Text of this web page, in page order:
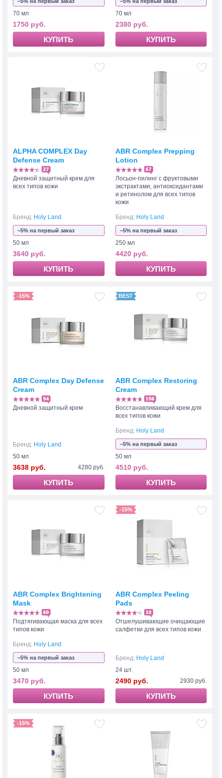
70 мл
1750 руб.
КУПИТЬ
70 мл
2380 руб.
КУПИТЬ
ALPHA COMPLEX Day
Defense Cream
27
Дневной защитный крем для
всех типов кожи
Бренд: Holy Land
−5% на первый заказ
50 мл
3640 руб.
КУПИТЬ
ABR Complex Prepping
Lotion
67
Лосьон-пилинг с фруктовыми
экстрактами, антиоксидантами
и ретинолом для всех типов
кожи
Бренд: Holy Land
−5% на первый заказ
250 мл
4420 руб.
КУПИТЬ
ABR Complex Day Defense
Cream
94
Дневной защитный крем
Бренд: Holy Land
-15%
50 мл
3638 руб. 4280 руб.
КУПИТЬ
ABR Complex Restoring
Cream
156
Восстанавливающий крем для
всех типов кожи
Бренд: Holy Land
−5% на первый заказ
50 мл
4510 руб.
КУПИТЬ
ABR Complex Brightening
Mask
60
Подтягивающая маска для всех
типов кожи
Бренд: Holy Land
−5% на первый заказ
50 мл
3470 руб.
КУПИТЬ
ABR Complex Peeling
Pads
10
Отшелушивающие очищающие
салфетки для всех типов кожи
Бренд: Holy Land
-15%
24 шт.
2490 руб. 2930 руб.
КУПИТЬ
-15%